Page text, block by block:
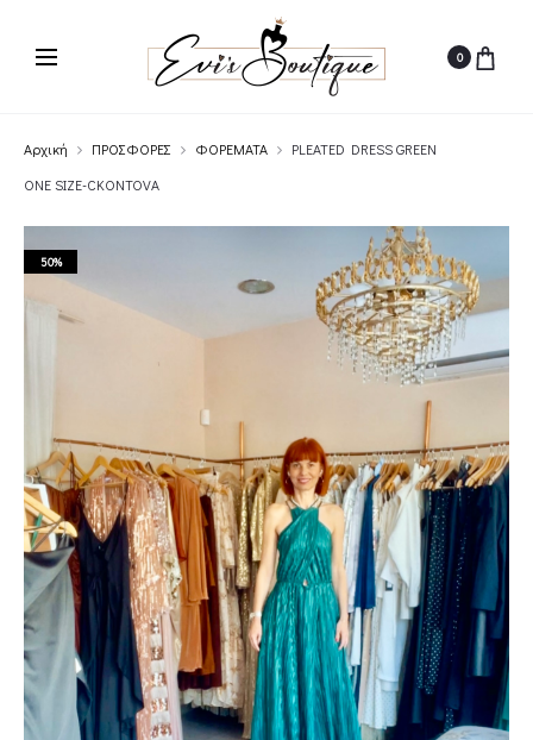
0
Αρχική ΠΡΟΣΦΟΡΕΣ ΦΟΡΕΜΑΤΑ
PLEATED DRESS GREEN
ONE SIZE-CKONTOVA
50%